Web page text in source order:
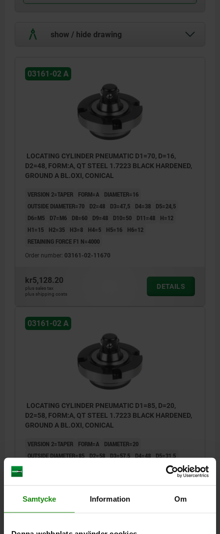
Samtycke Information Om
show / hide drawing
03161-02 A
LOCATING CYLINDER PNEUMATIC D1=70, D=16,
D2=48, FORM:A, QT STEEL 1.7223 BLACK HARDENED,
GROUND A BL.OXI, CONICAL
VERSION 2=TAPER FORM=A
DIAMETER=16
OUTSIDE DIAMETER=70
D2=48 D3=47,5 D4=38
D5=24,5
D6=M5
D7=M6 D8=60 D9=48 D10=50 D11=48
H=12
H1=15
H2=35 H3=8 H4=5 H5=16
H6=12
RETAINING FORCE F1 N=4000
Order number: 03161-02-11670
kr5,128.20
plus sales tax
plus shipping costs
DETAILS
03161-02 A
LOCATING CYLINDER PNEUMATIC D1=85, D=20,
D2=58, FORM:A, QT STEEL 1.7223 BLACK HARDENED,
GROUND A BL.OXI, CONICAL
VERSION 2=TAPER FORM=A
DIAMETER=20
OUTSIDE DIAMETER=85 D2=58 D3=57,5 D4=48 D5=31,5
H=15
Order number:
kr5,942.20